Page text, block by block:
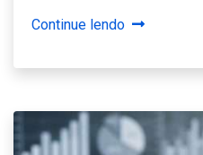
Continue lendo